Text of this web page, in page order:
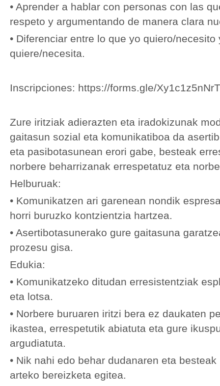
• Aprender a hablar con personas con las
respeto y argumentando de manera clara
• Diferenciar entre lo que yo quiero/necesito
quiere/necesita.
Inscripciones: https://forms.gle/
Zure iritziak adierazten eta iradokizunak
gaitasun sozial eta komunikatiboa da
eta pasibotasunean erori gabe, besteak
norbere beharrizanak errespetatuz eta
Helburuak:
• Komunikatzen ari garenean nondik
horri buruzko kontzientzia hartzea.
• Asertibotasunerako gure gaitasuna
prozesu gisa.
Edukia:
• Komunikatzeko ditudan erresistentziak
eta lotsa.
• Norbere buruaren iritzi bera ez daukaten
ikastea, errespetutik abiatuta eta gure
argudiatuta.
• Nik nahi edo behar dudanaren eta
arteko bereizketa egitea.